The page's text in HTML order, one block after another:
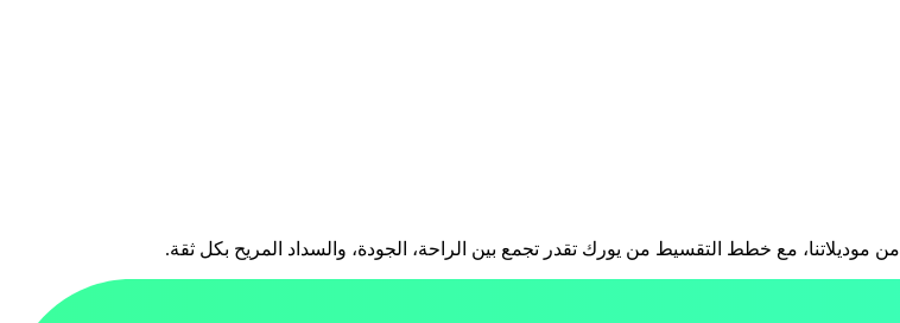
من موديلاتنا، مع خطط التقسيط من يورك تقدر تجمع بين الراحة، الجودة، والسداد المريح بكل ثقة.